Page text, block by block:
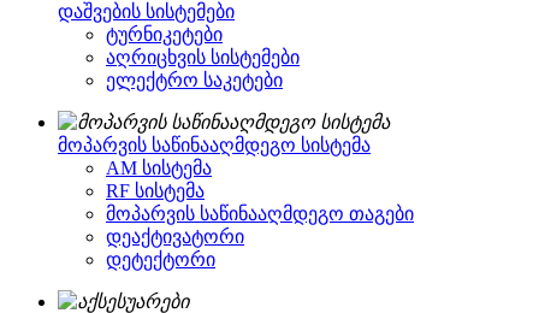
დაშვების სისტემები
ტურნიკეტები
აღრიცხვის სისტემები
ელექტრო საკეტები
მოპარვის საწინააღმდეგო სისტემა
AM სისტემა
RF სისტემა
მოპარვის საწინააღმდეგო თაგები
დეაქტივატორი
დეტექტორი